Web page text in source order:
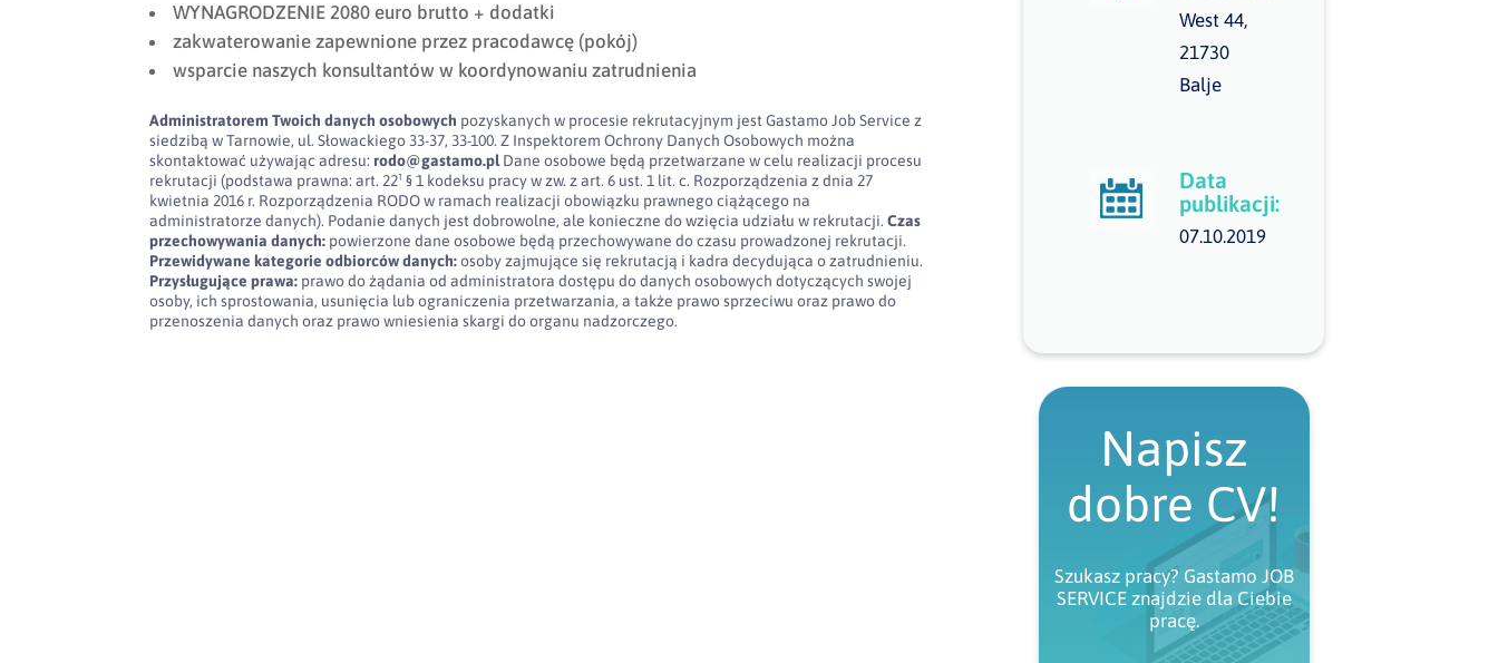
WYNAGRODZENIE 2080 euro brutto + dodatki
zakwaterowanie zapewnione przez pracodawcę (pokój)
wsparcie naszych konsultantów w koordynowaniu zatrudnienia
Administratorem Twoich danych osobowych pozyskanych w procesie rekrutacyjnym jest Gastamo Job Service z
siedzibą w Tarnowie, ul. Słowackiego 33-37, 33-100. Z Inspektorem Ochrony Danych Osobowych można
skontaktować używając adresu:rodo@gastamo.plDane osobowe będą przetwarzane w celu realizacji procesu
rekrutacji (podstawa prawna: art. 22¹ § 1 kodeksu pracy w zw. z art. 6 ust. 1 lit. c. Rozporządzenia z dnia 27
kwietnia 2016 r. Rozporządzenia RODO w ramach realizacji obowiązku prawnego ciążącego na
administratorze danych). Podanie danych jest dobrowolne, ale konieczne do wzięcia udziału w rekrutacji.Czas
przechowywania danych: powierzone dane osobowe będą przechowywane do czasu prowadzonej rekrutacji.
Przewidywane kategorie odbiorców danych:osoby zajmujące się rekrutacją i kadra decydująca o zatrudnieniu.
Przysługujące prawa: prawo do żądania od administratora dostępu do danych osobowych dotyczących swojej
osoby, ich sprostowania, usunięcia lub ograniczenia przetwarzania, a także prawo sprzeciwu oraz prawo do
przenoszenia danych oraz prawo wniesienia skargi do organu nadzorczego.
West 44,
21730
Balje
Data
publikacji:
07.10.2019
Napisz
dobre CV!
Szukasz pracy? Gastamo JOB
SERVICE znajdzie dla Ciebie
pracę.